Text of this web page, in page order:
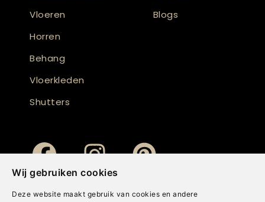
Wij gebruiken cookies
Deze website maakt gebruik van cookies en andere
Vloeren
Horren
Behang
Vloerkleden
Shutters
Blogs